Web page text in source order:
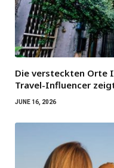
Die versteckten Orte
Travel-Influencer
JUNE 16, 2026